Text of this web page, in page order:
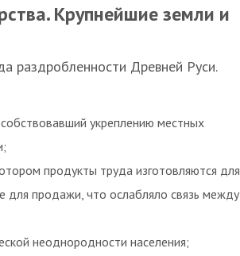
Крупнейшие земли и
раздробленности Древней Руси.
укреплению местных
продукты труда изготовляются для
для продажи, что ослабляло связь между
неоднородности населения;